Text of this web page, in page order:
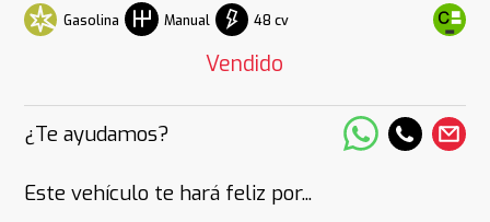
Gasolina Manual 48 cv
Vendido
¿Te ayudamos?
Este vehículo te hará feliz por...